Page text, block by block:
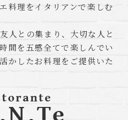
料理をイタリアンで楽しむ
人との集まり、 大切な人と
間を五感全てで楽しんでい
かしたお料理をご提供いた